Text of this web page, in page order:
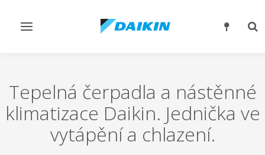
Přepnout
Tepelná čerpadla a nástěnné
klimatizace Daikin. Jednička ve
vytápění a chlazení.